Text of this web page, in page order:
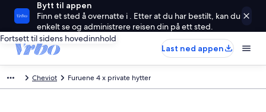
Bytt til appen
Finn et sted å overnatte i . Etter at du har bestilt, kan du
enkelt se og administrere reisen din på ett sted.
Fortsett til sidens hovedinnhold
Last ned appen
Cheviot Furuene 4 x private hytter